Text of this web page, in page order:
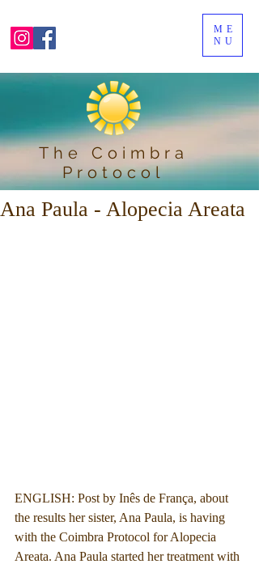
ME
NU
The Coimbra
Protocol
Ana Paula - Alopecia Areata
ENGLISH: Post by Inês de França, about
the results her sister, Ana Paula, is having
with the Coimbra Protocol for Alopecia
Areata. Ana Paula started her treatment with